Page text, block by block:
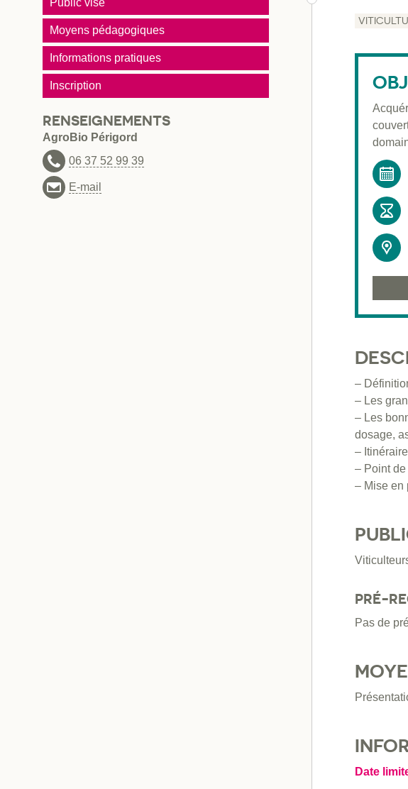
–
– Les
– Les
dosage,
–
– Point
– Mise en
PRÉ-
Pas de
Date
Public visé
Moyens pédagogiques
Informations pratiques
Inscription
RENSEIGNEMENTS
AgroBio Périgord
06 37 52 99 39
E-mail